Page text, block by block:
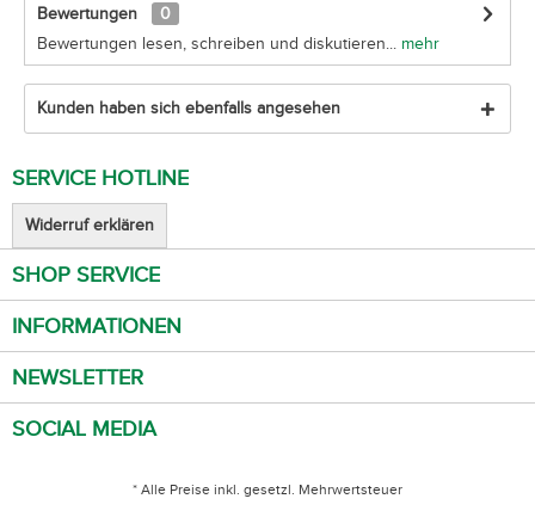
Bewertungen
0
Bewertungen lesen, schreiben und diskutieren... mehr
Kunden haben sich ebenfalls angesehen
SERVICE HOTLINE
Widerruf erklären
SHOP SERVICE
INFORMATIONEN
NEWSLETTER
SOCIAL MEDIA
* Alle Preise inkl. gesetzl. Mehrwertsteuer